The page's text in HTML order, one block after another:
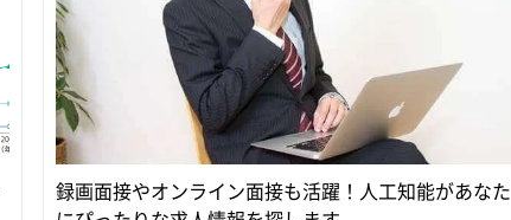
録画面接やオンライン面接も活躍！人工知能があなた